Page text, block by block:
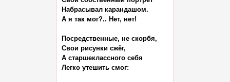
Набрасывал карандашом.
А я так мог?.. Нет, нет!
Посредственные, не скорбя,
Свои рисунки сжёг,
А старшеклассного себя
Легко утешить смог: